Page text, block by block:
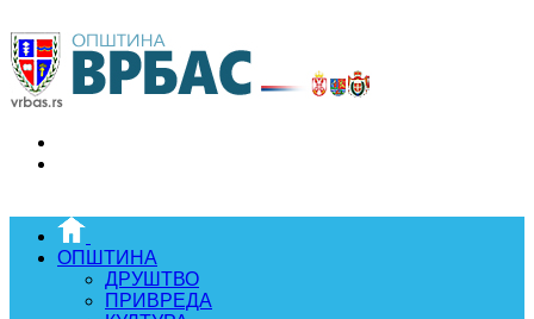
ОПШТИНА
ДРУШТВО
ПРИВРЕДА